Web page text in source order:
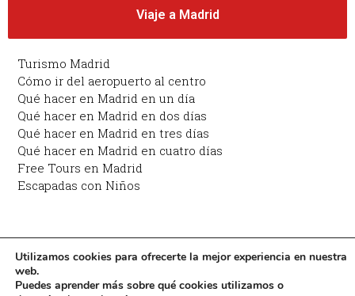
Viaje a Madrid
Turismo Madrid
Cómo ir del aeropuerto al centro
Qué hacer en Madrid en un día
Qué hacer en Madrid en dos días
Qué hacer en Madrid en tres días
Qué hacer en Madrid en cuatro días
Free Tours en Madrid
Escapadas con Niños
Copyright © 2026 Planes en Madrid: qué hacer en
Madrid | Funciona con Planes en Madrid: qué hacer
Utilizamos cookies para ofrecerte la mejor experiencia en nuestra
web.
Puedes aprender más sobre qué cookies utilizamos o